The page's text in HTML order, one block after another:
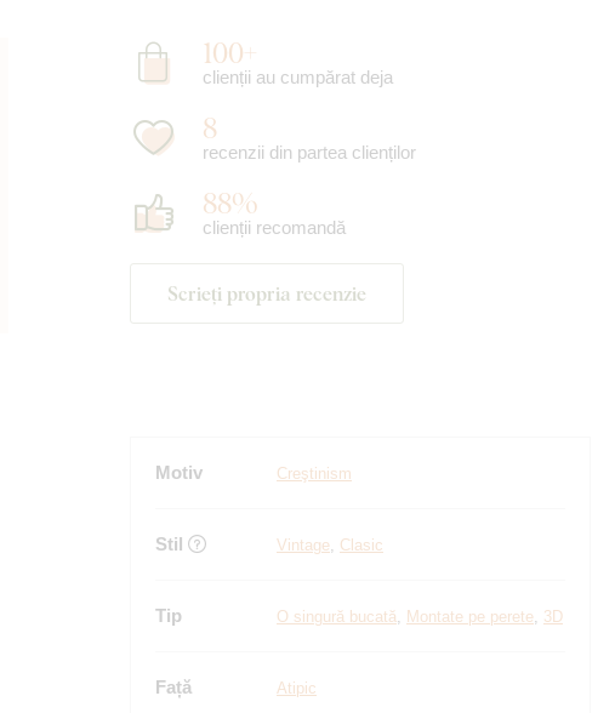
100+
clienții au cumpărat deja
8
recenzii din partea clienților
88%
clienții recomandă
Scrieți propria recenzie
Motiv Creştinism
Stil Vintage, Clasic
Tip O singură bucată, Montate pe perete, 3D
Față Atipic